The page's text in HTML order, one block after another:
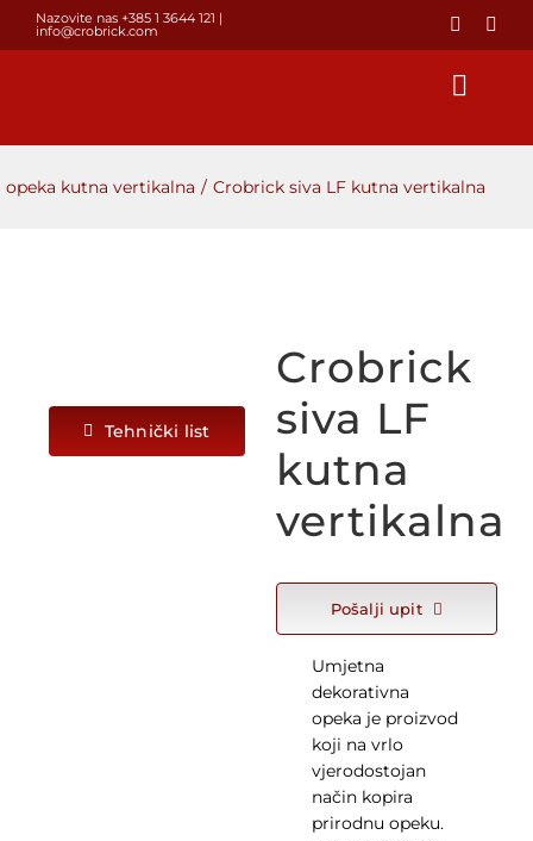
Nazovite nas +385 1 3644 121 |
info@crobrick.com
POSTAVLJANJE OPEKE
opeka kutna vertikalna Crobrick siva LF kutna vertikalna
Tehnički list
Crobrick
siva LF
kutna
vertikalna
Pošalji upit
Umjetna
dekorativna
opeka je proizvod
koji na vrlo
vjerodostojan
način kopira
prirodnu opeku.